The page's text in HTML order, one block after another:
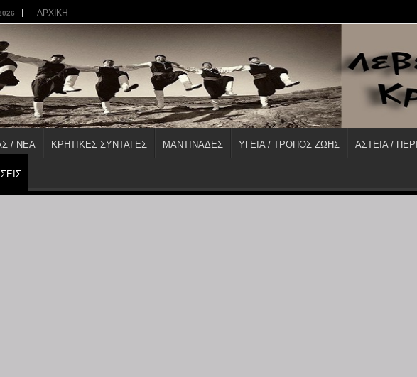
ΑΡΧΙΚΗ
/ ΝΕΑ ΚΡΗΤΙΚΕΣ ΣΥΝΤΑΓΕΣ ΜΑΝΤΙΝΑΔΕΣ ΥΓΕΙΑ / ΤΡΟΠΟΣ ΖΩΗΣ ΑΣΤΕΙΑ /